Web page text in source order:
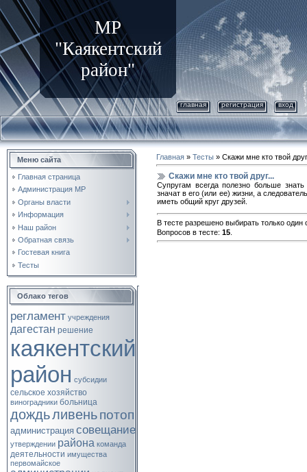
МР
"Каякентский
район"
главная регистрация вход
Меню сайта
Главная страница
Администрация МР
Органы власти
Информация
Наш район
Обратная связь
Гостевая книга
Тесты
Облако тегов
регламент учреждения
дагестан решение
каякентский
район субсидии
сельское хозяйство
виноградники больница
дождьливеньпотоп
администрация совещание
утверждении района команда
деятельности имущества
первомайское
Главная » Тесты » Скажи мне кто твой
Скажи мне кто твой друг...
Супругам всегда полезно больше
значат в его (или ее) жизни, а
иметь общий круг друзей.
В тесте разрешено выбирать только один
Вопросов в тесте: 15